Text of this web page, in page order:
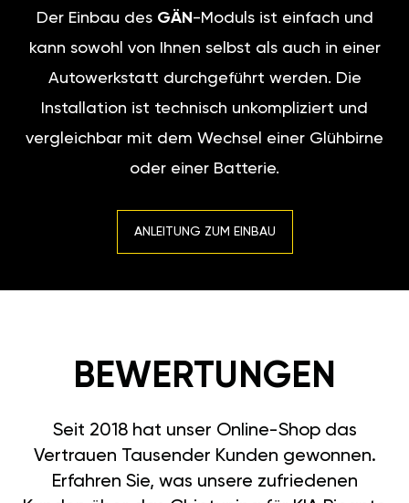
Der Einbau des GÄN -Moduls ist einfach und
kann sowohl von Ihnen selbst als auch in einer
Autowerkstatt durchgeführt werden. Die
Installation ist technisch unkompliziert und
vergleichbar mit dem Wechsel einer Glühbirne
oder einer Batterie.
ANLEITUNG ZUM EINBAU
BEWERTUNGEN
Seit 2018 hat unser Online-Shop das
Vertrauen Tausender Kunden gewonnen.
Erfahren Sie, was unsere zufriedenen